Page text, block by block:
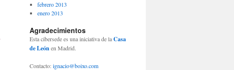
febrero 2013
enero 2013
Agradecimientos
Esta cibersede es una iniciativa de laCasa
de Leónen Madrid.
Contacto:ignacio@boixo.com